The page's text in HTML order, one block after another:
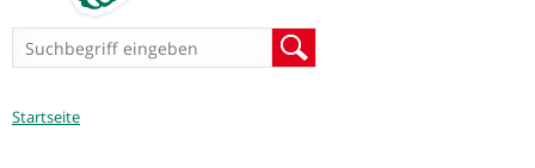
Suchformular
Sie
Startseite